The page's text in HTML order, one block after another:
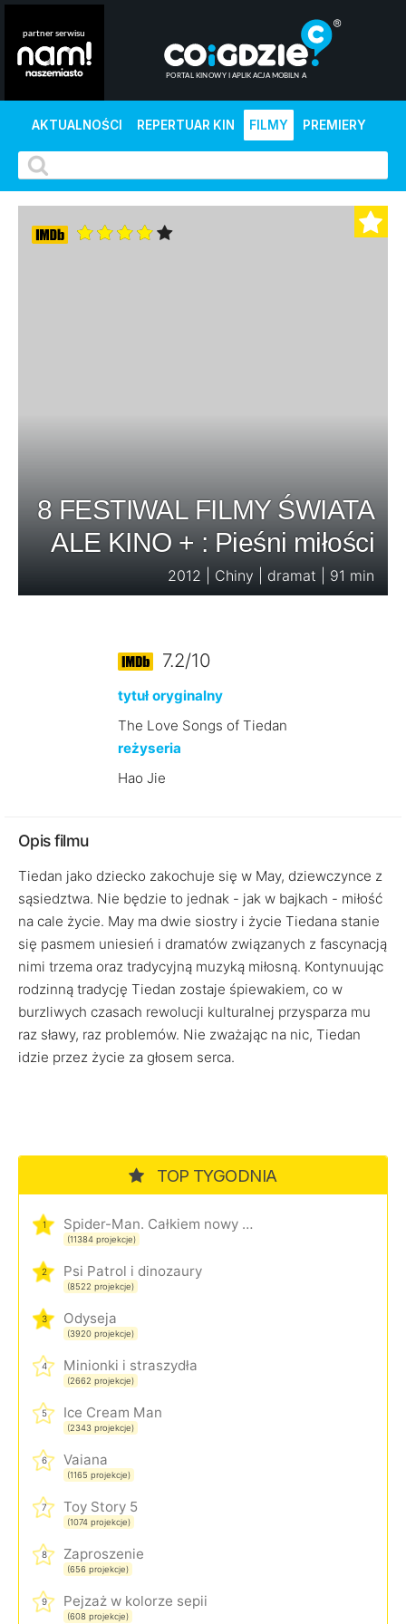
AKTUALNOŚCI REPERTUAR KIN FILMY PREMIERY
8 FESTIWAL FILMY ŚWIATA
ALE KINO + : Pieśni miłości
2012 | Chiny | dramat | 91 min
7.2/10
tytuł oryginalny
The Love Songs of Tiedan
reżyseria
Hao Jie
Opis filmu
Tiedan jako dziecko zakochuje się w May, dziewczynce z
sąsiedztwa. Nie będzie to jednak - jak w bajkach - miłość
na cale życie. May ma dwie siostry i życie Tiedana stanie
się pasmem uniesień i dramatów związanych z fascynacją
nimi trzema oraz tradycyjną muzyką miłosną. Kontynuując
rodzinną tradycję Tiedan zostaje śpiewakiem, co w
burzliwych czasach rewolucji kulturalnej przysparza mu
raz sławy, raz problemów. Nie zważając na nic, Tiedan
idzie przez życie za głosem serca.
TOP TYGODNIA
1 Spider-Man. Całkiem nowy dzień
(11384 projekcje)
2 Psi Patrol i dinozaury
(8522 projekcje)
3 Odyseja
(3920 projekcje)
4 Minionki i straszydła
(2662 projekcje)
5 Ice Cream Man
(2343 projekcje)
6 Vaiana
(1165 projekcje)
7 Toy Story 5
(1074 projekcje)
8 Zaproszenie
(656 projekcje)
9 Pejzaż w kolorze sepii
(608 projekcje)